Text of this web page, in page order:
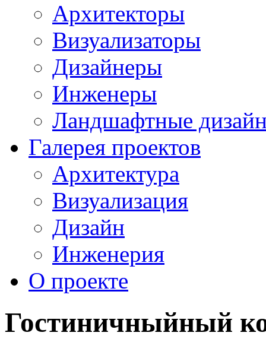
Архитекторы
Визуализаторы
Дизайнеры
Инженеры
Ландшафтные
Галерея проектов
Архитектура
Визуализация
Дизайн
Инженерия
О проекте
Гостиничныйный